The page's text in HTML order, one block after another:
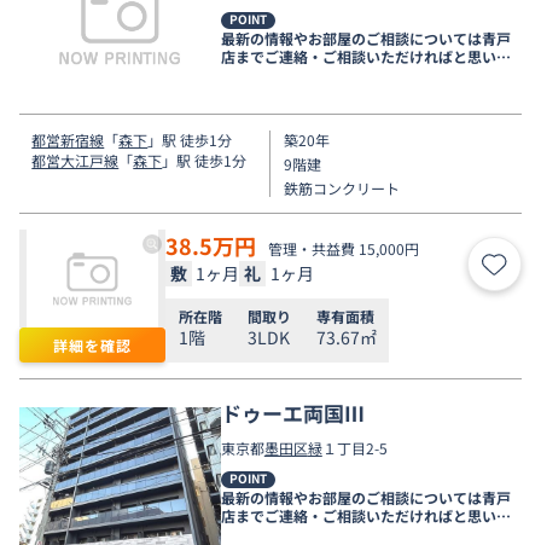
POINT
最新の情報やお部屋のご相談については青戸
店までご連絡・ご相談いただければと思いま
都営新宿線 「森下」駅 徒歩1分
都営大江戸線 「森下」駅 徒歩1分
築20年
9階建
鉄筋コンクリート
詳細を確認
38.5万円 管理・共益費 15,000円
敷 1ヶ月 礼 1ヶ月 お気
所在階
1階
間取り
3LDK
専有面積
73.67㎡
ドゥーエ両国Ⅲ
東京都墨田区緑１丁目2-5
POINT
最新の情報やお部屋のご相談については青戸
店までご連絡・ご相談いただければと思いま
す。